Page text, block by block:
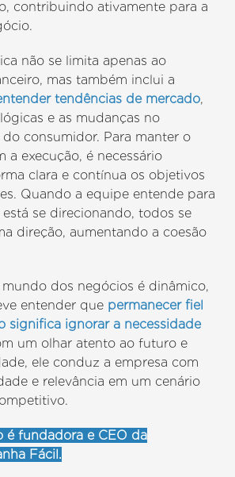
contribuindo ativamente para a
não se limita apenas ao
mas também inclui a
tendências de mercado,
e as mudanças no
consumidor. Para manter o
a execução, é necessário
clara e contínua os objetivos
Quando a equipe entende para
se direcionando, todos se
direção, aumentando a coesão
dos negócios é dinâmico,
entender que permanecer fiel
significa ignorar a necessidade
um olhar atento ao futuro e
ele conduz a empresa com
e relevância em um cenário
é fundadora e CEO da
Fácil.